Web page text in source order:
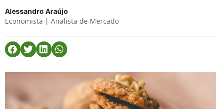
Alessandro Araújo
Economista | Analista de Mercado